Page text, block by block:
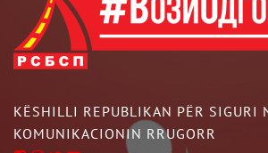
KËSHILLI REPUBLIKAN PËR SIGURI
KOMUNIKACIONIN RRUGORR